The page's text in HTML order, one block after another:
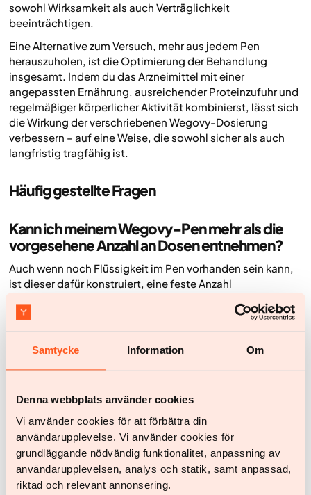
Samtycke Information Om
Denna webbplats använder cookies
Vi använder cookies för att förbättra din
användarupplevelse. Vi använder cookies för
grundläggande nödvändig funktionalitet, anpassning av
användarupplevelsen, analys och statik, samt anpassad,
riktad och relevant annonsering.
sowohl Wirksamkeit als auch Verträglichkeit
beeinträchtigen.
Eine Alternative zum Versuch, mehr aus jedem Pen
herauszuholen, ist die Optimierung der Behandlung
insgesamt. Indem du das Arzneimittel mit einer
angepassten Ernährung, ausreichender Proteinzufuhr und
regelmäßiger körperlicher Aktivität kombinierst, lässt sich
die Wirkung der verschriebenen Wegovy-Dosierung
verbessern – auf eine Weise, die sowohl sicher als auch
langfristig tragfähig ist.
Häufig gestellte Fragen
Kann ich meinem Wegovy-Pen mehr als die
vorgesehene Anzahl an Dosen entnehmen?
Auch wenn noch Flüssigkeit im Pen vorhanden sein kann,
ist dieser dafür konstruiert, eine feste Anzahl
qualitätsgesichert und garantiert. Der Versuch, eine
zusätzliche oder goldene Dosis zu entnehmen, bedeutet,
dass die Arzneimittelmenge nicht verifiziert ist – die
Dosierung wird damit unsicher.
nehme?
Eine zu hohe Semaglutid-Dosis kann zu verstärkten
Wegovy-Nebenwirkungen führen, vor allem Magen-Darm-
Beschwerden wie Übelkeit, Erbrechen und Durchfall.
Wende dich immer an deinen Arzt, wenn du vermutest, zu
viel Arzneimittel aufgenommen zu haben, oder wenn du